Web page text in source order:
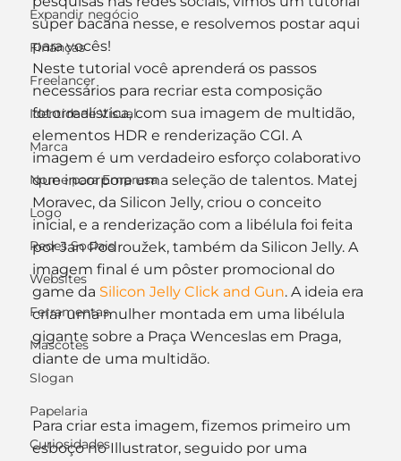
Expandir negócio
Finanças
Freelancer
Identidade Visual
Marca
Nome para Empresa
Logo
Redes Sociais
Websites
Ferramentas
Mascotes
Slogan
Papelaria
Curiosidades
super bacana nesse, e resolvemos postar aqui
para vocês!
Neste tutorial você aprenderá os passos
necessários para recriar esta composição
fotorrealística, com sua imagem de multidão,
elementos HDR e renderização CGI. A
imagem é um verdadeiro esforço colaborativo
que incorpora uma seleção de talentos. Matej
Moravec, da Silicon Jelly, criou o conceito
inicial, e a renderização com a libélula foi feita
por Jan Podroužek, também da Silicon Jelly. A
imagem final é um pôster promocional do
game da Silicon Jelly Click and Gun. A ideia era
criar uma mulher montada em uma libélula
gigante sobre a Praça Wenceslas em Praga,
diante de uma multidão.
Para criar esta imagem, fizemos primeiro um
esboço no Illustrator, seguido por uma